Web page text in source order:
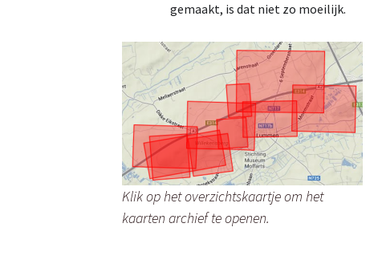
gemaakt, is dat niet zo moeilijk.
Klik op het overzichtskaartje om het
kaarten archief te openen.